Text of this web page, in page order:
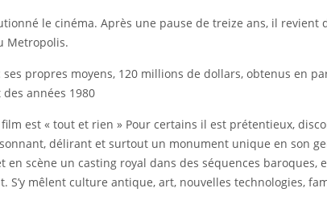
le cinéma. Après une pause de treize ans, il
Metropolis.
propres moyens, 120 millions de dollars, obtenus en
années 1980
est « tout et rien » Pour certains il est prétentieux,
délirant et surtout un monument unique en son
en scène un casting royal dans des séquences
mêlent culture antique, art, nouvelles technologies,